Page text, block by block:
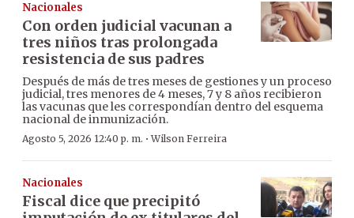
Nacionales
Con orden judicial vacunan a
tres niños tras prolongada
resistencia de sus padres
Después de más de tres meses de gestiones y un proceso
judicial, tres menores de 4 meses, 7 y 8 años recibieron
las vacunas que les correspondían dentro del esquema
nacional de inmunización.
Agosto 5, 2026 12:40 p. m. ·Wilson Ferreira
Nacionales
Fiscal dice que precipitó